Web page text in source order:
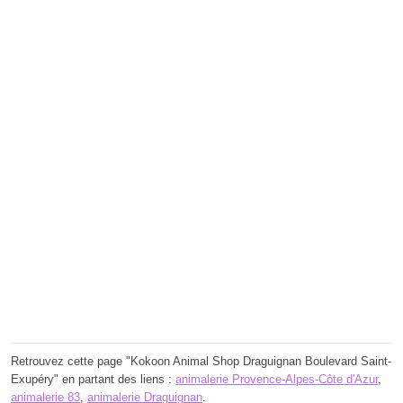
Retrouvez cette page "Kokoon Animal Shop Draguignan Boulevard Saint-
Exupéry" en partant des liens : animalerie Provence-Alpes-Côte d'Azur,
animalerie 83, animalerie Draguignan.